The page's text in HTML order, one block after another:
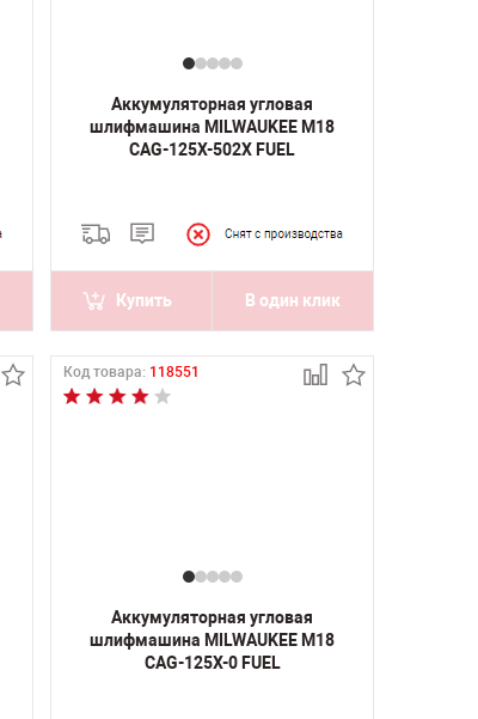
Аккумуляторная угловая
шлифмашина MILWAUKEE M18
CAG-125X-502X FUEL
Купить В один клик
Код товара: 118551
Аккумуляторная угловая
шлифмашина MILWAUKEE M18
CAG-125X-0 FUEL